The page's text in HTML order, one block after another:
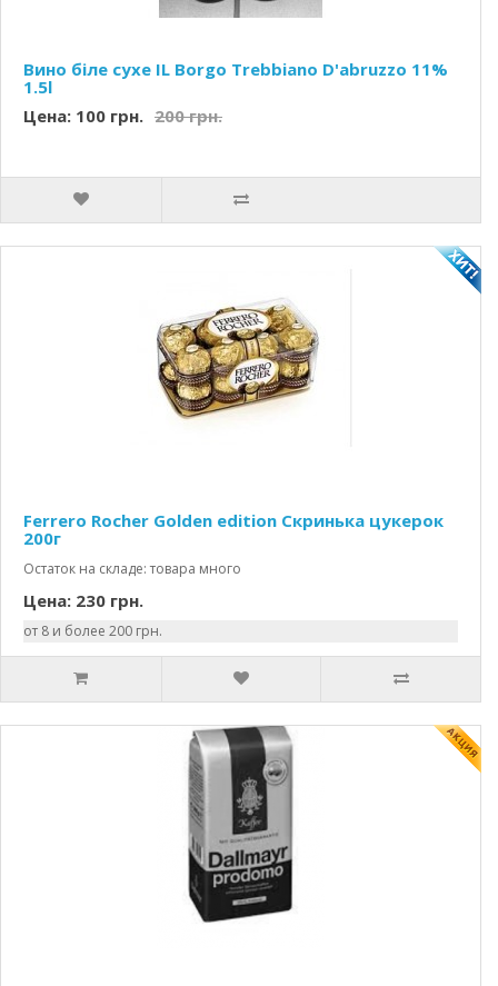
Вино біле сухе IL Borgo Trebbiano D'abruzzo 11%
1.5l
Цена: 100 грн. 200 грн.
Ferrero Rocher Golden edition Скринька цукерок
200г
Остаток на складе: товара много
Цена: 230 грн.
от 8 и более 200 грн.